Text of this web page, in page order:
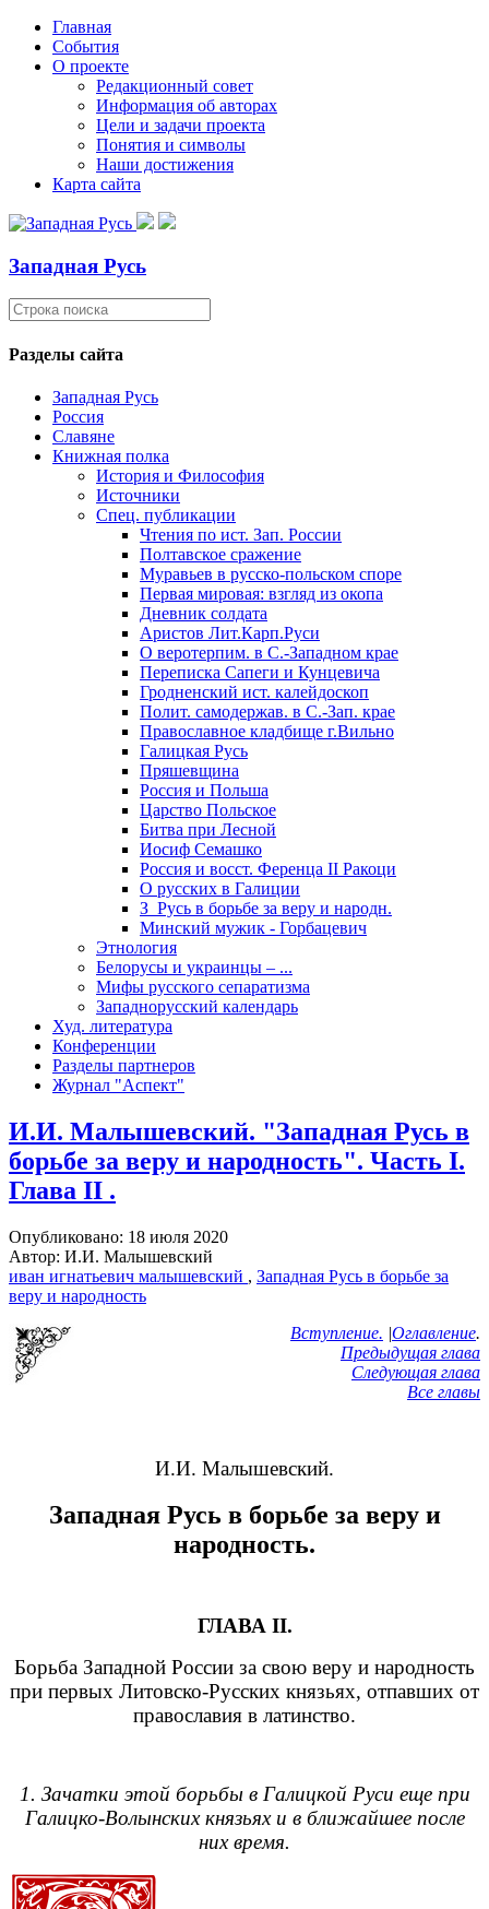
Главная
События
О проекте
Редакционный совет
Информация об авторах
Цели и задачи проекта
Понятия и символы
Наши достижения
Карта сайта
Западная Русь
Разделы сайта
Западная Русь
Россия
Славяне
Книжная полка
История и Философия
Источники
Спец. публикации
Чтения по ист. Зап. России
Полтавское сражение
Муравьев в русско-польском споре
Первая мировая: взгляд из окопа
Дневник солдата
Аристов Лит.Карп.Руси
О веротерпим. в С.-Западном крае
Переписка Сапеги и Кунцевича
Гродненский ист. калейдоскоп
Полит. самодержав. в С.-Зап. крае
Православное кладбище г.Вильно
Галицкая Русь
Пряшевщина
Россия и Польша
Царство Польское
Битва при Лесной
Иосиф Семашко
Россия и восст. Ференца II Ракоци
О русских в Галиции
З_Русь в борьбе за веру и народн.
Минский мужик - Горбацевич
Этнология
Белорусы и украинцы – ...
Мифы русского сепаратизма
Западнорусский календарь
Худ. литература
Конференции
Разделы партнеров
Журнал "Аспект"
И.И. Малышевский. "Западная Русь в
борьбе за веру и народность". Часть I.
Глава II .
Опубликовано: 18 июля 2020
Автор: И.И. Малышевский
иван игнатьевич малышевский , Западная Русь в борьбе за
веру и народность
Вступление. |Оглавление.
Предыдущая глава
Следующая глава
Все главы
И.И. Малышевский.
Западная Русь в борьбе за веру и
народность.
ГЛАВА II.
Борьба Западной России за свою веру и народность
при первых Литовско-Русских князьях, отпавших от
православия в латинство.
1. Зачатки этой борьбы в Галицкой Руси еще при
Галицко-Волынских князьях и в ближайшее после
них время.